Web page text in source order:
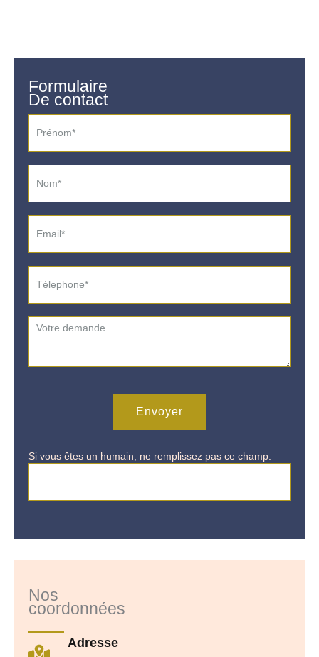
Formulaire
De contact
simple
Envoyer
Si vous êtes un humain, ne remplissez pas ce champ.
Nos
coordonnées
Adresse